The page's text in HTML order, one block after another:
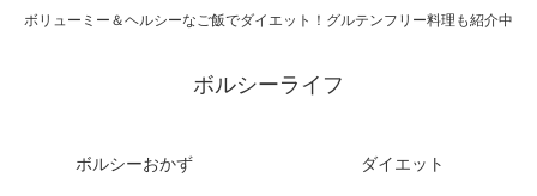
ボリューミー＆ヘルシーなご飯でダイエット！グルテンフリー料理も紹介中
ボルシーライフ
ボルシーおかず ダイエット